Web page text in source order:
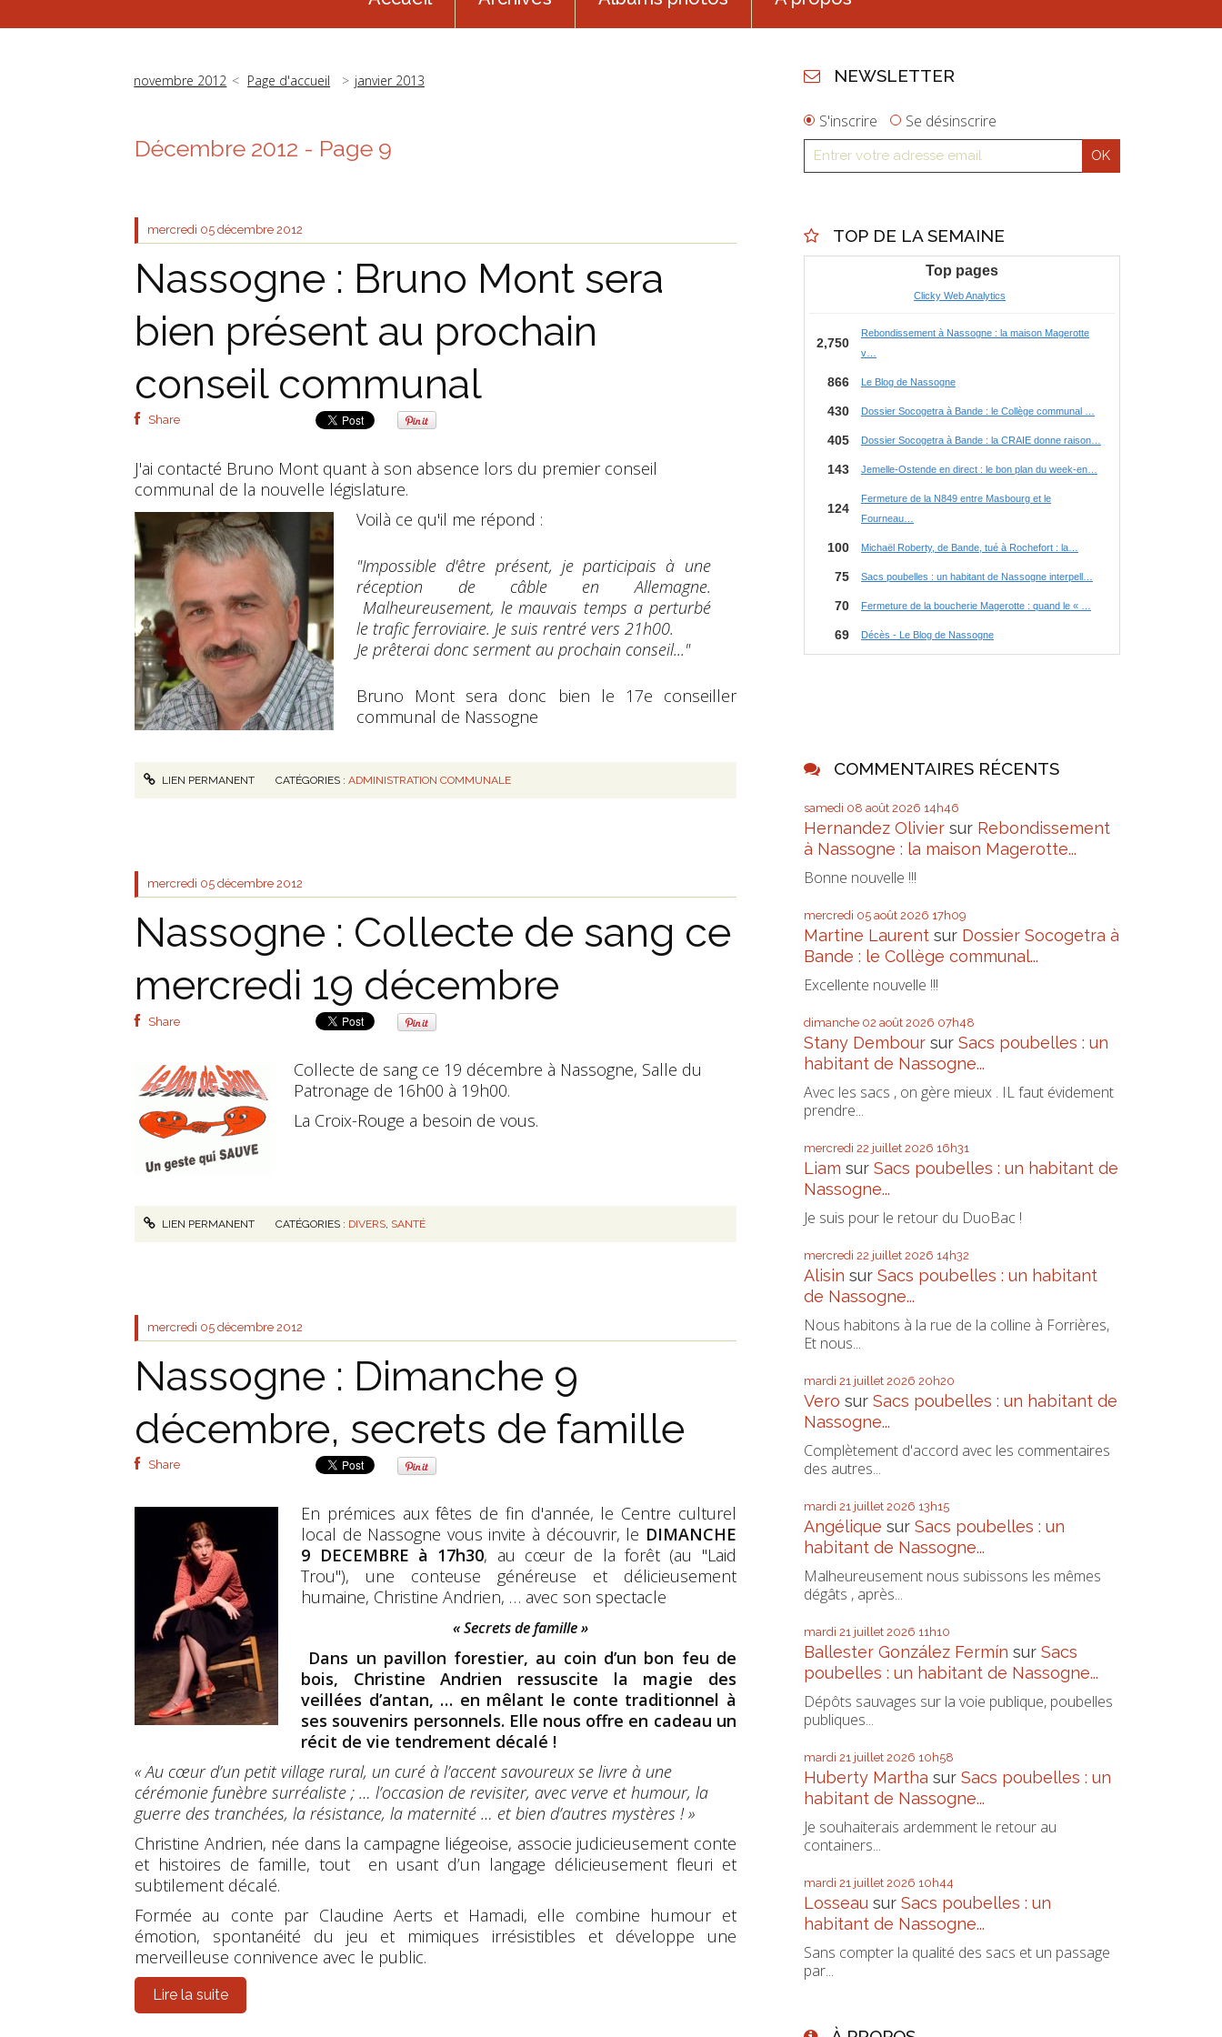
novembre 2012 Page d'accueil janvier 2013
Décembre 2012 - Page 9
mercredi 05 décembre 2012
Nassogne : Bruno Mont sera
bien présent au prochain
conseil communal
Share
J'ai contacté Bruno Mont quant à son absence lors du premier conseil
communal de la nouvelle législature.
Voilà ce qu'il me répond :
"Impossible d'être présent, je participais à une
réception de câble en Allemagne.
Malheureusement, le mauvais temps a perturbé
le trafic ferroviaire. Je suis rentré vers 21h00.
Je prêterai donc serment au prochain conseil..."
Bruno Mont sera donc bien le 17e conseiller
communal de Nassogne
LIEN PERMANENT CATÉGORIES :ADMINISTRATION COMMUNALE
mercredi 05 décembre 2012
Nassogne : Collecte de sang ce
mercredi 19 décembre
Share
Collecte de sang ce 19 décembre à Nassogne, Salle du
Patronage de 16h00 à 19h00.
La Croix-Rouge a besoin de vous.
LIEN PERMANENT CATÉGORIES : DIVERS, SANTÉ
mercredi 05 décembre 2012
Nassogne : Dimanche 9
décembre, secrets de famille
Share
En prémices aux fêtes de fin d'année, le Centre culturel
local de Nassogne vous invite à découvrir, le DIMANCHE
9 DECEMBRE à 17h30, au cœur de la forêt (au "Laid
Trou"), une conteuse généreuse et délicieusement
humaine, Christine Andrien, … avec son spectacle
« Secrets de famille »
Dans un pavillon forestier, au coin d’un bon feu de
bois, Christine Andrien ressuscite la magie des
veillées d’antan, … en mêlant le conte traditionnel à
ses souvenirs personnels. Elle nous offre en cadeau un
récit de vie tendrement décalé !
« Au cœur d’un petit village rural, un curé à l’accent savoureux se livre à une
cérémonie funèbre surréaliste ; … l’occasion de revisiter, avec verve et humour, la
guerre des tranchées, la résistance, la maternité … et bien d’autres mystères ! »
Christine Andrien, née dans la campagne liégeoise, associe judicieusement conte
et histoires de famille, tout en usant d’un langage délicieusement fleuri et
subtilement décalé.
Formée au conte par Claudine Aerts et Hamadi, elle combine humour et
émotion, spontanéité du jeu et mimiques irrésistibles et développe une
merveilleuse connivence avec le public.
Lire la suite
NEWSLETTER
S'inscrire Se désinscrire
TOP DE LA SEMAINE
COMMENTAIRES RÉCENTS
samedi 08 août 2026 14h46
Hernandez Olivier sur Rebondissement
à Nassogne : la maison Magerotte...
Bonne nouvelle !!!
mercredi 05 août 2026 17h09
Martine Laurent sur Dossier Socogetra à
Bande : le Collège communal...
Excellente nouvelle !!!
dimanche 02 août 2026 07h48
Stany Dembour surSacs poubelles : un
habitant de Nassogne...
Avec les sacs , on gère mieux . IL faut évidement
prendre...
mercredi 22 juillet 2026 16h31
Liam surSacs poubelles : un habitant de
Nassogne...
Je suis pour le retour du DuoBac !
mercredi 22 juillet 2026 14h32
Alisin surSacs poubelles : un habitant
de Nassogne...
Nous habitons à la rue de la colline à Forrières,
Et nous...
mardi 21 juillet 2026 20h20
Vero surSacs poubelles : un habitant de
Nassogne...
Complètement d'accord avec les commentaires
des autres...
mardi 21 juillet 2026 13h15
Angélique surSacs poubelles : un
habitant de Nassogne...
Malheureusement nous subissons les mêmes
dégâts , après...
mardi 21 juillet 2026 11h10
Ballester González Fermín surSacs
poubelles : un habitant de Nassogne...
Dépôts sauvages sur la voie publique, poubelles
publiques...
mardi 21 juillet 2026 10h58
Huberty Martha surSacs poubelles : un
habitant de Nassogne...
Je souhaiterais ardemment le retour au
containers...
mardi 21 juillet 2026 10h44
Losseau surSacs poubelles : un
habitant de Nassogne...
Sans compter la qualité des sacs et un passage
par...